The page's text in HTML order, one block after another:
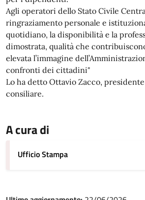
Agli operatori dello Stato Civile
ringraziamento personale e
quotidiano, la disponibilità e la
dimostrata, qualità che
elevata l’immagine
confronti dei cittadini"
Lo ha detto Ottavio Zacco,
consiliare.
A cura di
Ufficio Stampa